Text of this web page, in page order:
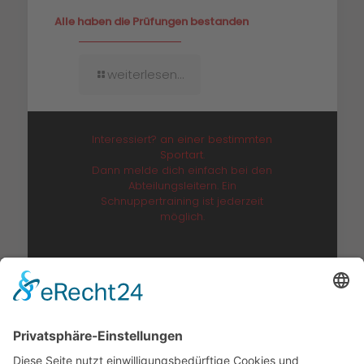
Alle haben die Prüfungen bestanden
weiterlesen...
Interessiert? an einer bestimmten
Sportart.
Dann melde dich einfach bei den
Abteilungsleitern. Ein
Schnuppertraining ist jederzeit
möglich.